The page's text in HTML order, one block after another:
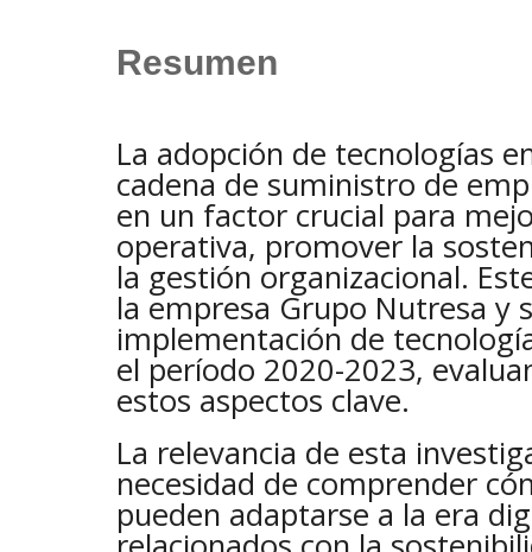
Resumen
La adopción de tecnologías
cadena de suministro de
en un factor crucial para
operativa, promover la
la gestión organizacional.
la empresa Grupo Nutresa y
implementación de
el período 2020-2023,
estos aspectos clave.
La relevancia de esta
necesidad de comprender
pueden adaptarse a la era